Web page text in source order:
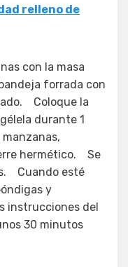
relleno de
con la masa
forrada con
Coloque la
durante 1
hermético. Se
Cuando esté
y
instrucciones del
30 minutos